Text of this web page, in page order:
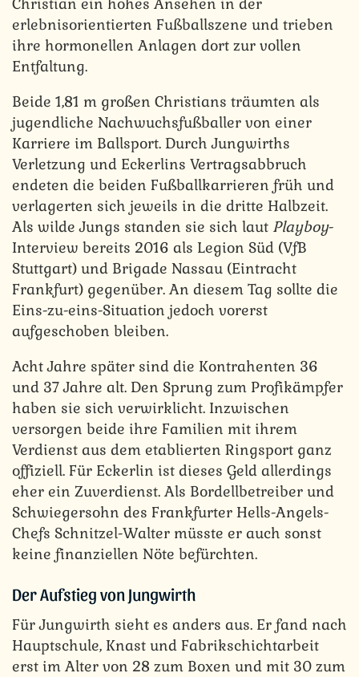
erlebnisorientierten Fußballszene und trieben
ihre hormonellen Anlagen dort zur vollen
Entfaltung.
Beide 1,81 m großen Christians träumten als
jugendliche Nachwuchsfußballer von einer
Karriere im Ballsport. Durch Jungwirths
Verletzung und Eckerlins Vertragsabbruch
endeten die beiden Fußballkarrieren früh und
verlagerten sich jeweils in die dritte Halbzeit.
Als wilde Jungs standen sie sich laut Playboy-
Interview bereits 2016 als Legion Süd (VfB
Stuttgart) und Brigade Nassau (Eintracht
Frankfurt) gegenüber. An diesem Tag sollte die
Eins-zu-eins-Situation jedoch vorerst
aufgeschoben bleiben.
Acht Jahre später sind die Kontrahenten 36
und 37 Jahre alt. Den Sprung zum Profikämpfer
haben sie sich verwirklicht. Inzwischen
versorgen beide ihre Familien mit ihrem
Verdienst aus dem etablierten Ringsport ganz
offiziell. Für Eckerlin ist dieses Geld allerdings
eher ein Zuverdienst. Als Bordellbetreiber und
Schwiegersohn des Frankfurter Hells-Angels-
Chefs Schnitzel-Walter müsste er auch sonst
keine finanziellen Nöte befürchten.
Der Aufstieg von Jungwirth
Für Jungwirth sieht es anders aus. Er fand nach
Hauptschule, Knast und Fabrikschichtarbeit
erst im Alter von 28 zum Boxen und mit 30 zum